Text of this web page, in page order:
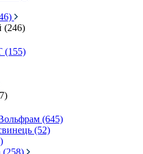
(246)
(155)
(645)
(52)
(258)